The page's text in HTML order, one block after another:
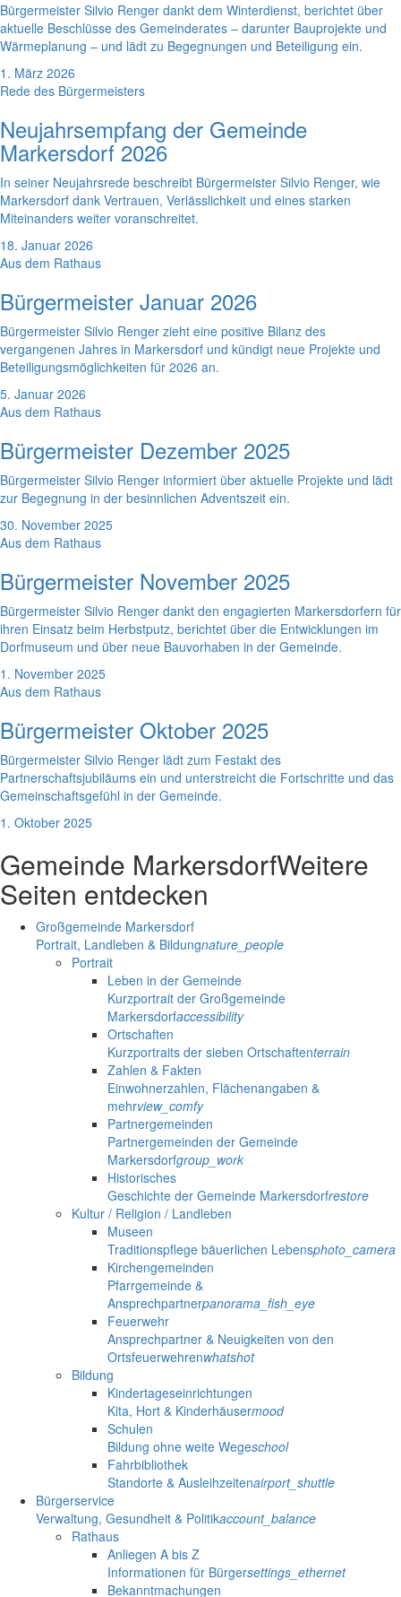
Bürgermeister Silvio Renger dankt dem Winterdienst, berichtet über
aktuelle Beschlüsse des Gemeinderates – darunter Bauprojekte und
Wärmeplanung – und lädt zu Begegnungen und Beteiligung ein.
1. März 2026
Rede des Bürgermeisters
Neujahrsempfang der Gemeinde
Markersdorf 2026
In seiner Neujahrsrede beschreibt Bürgermeister Silvio Renger, wie
Markersdorf dank Vertrauen, Verlässlichkeit und eines starken
Miteinanders weiter voranschreitet.
18. Januar 2026
Aus dem Rathaus
Bürgermeister Januar 2026
Bürgermeister Silvio Renger zieht eine positive Bilanz des
vergangenen Jahres in Markersdorf und kündigt neue Projekte und
Beteiligungsmöglichkeiten für 2026 an.
5. Januar 2026
Aus dem Rathaus
Bürgermeister Dezember 2025
Bürgermeister Silvio Renger informiert über aktuelle Projekte und lädt
zur Begegnung in der besinnlichen Adventszeit ein.
30. November 2025
Aus dem Rathaus
Bürgermeister November 2025
Bürgermeister Silvio Renger dankt den engagierten Markersdorfern für
ihren Einsatz beim Herbstputz, berichtet über die Entwicklungen im
Dorfmuseum und über neue Bauvorhaben in der Gemeinde.
1. November 2025
Aus dem Rathaus
Bürgermeister Oktober 2025
Bürgermeister Silvio Renger lädt zum Festakt des
Partnerschaftsjubiläums ein und unterstreicht die Fortschritte und das
Gemeinschaftsgefühl in der Gemeinde.
1. Oktober 2025
Gemeinde MarkersdorfWeitere
Seiten entdecken
Großgemeinde Markersdorf
Portrait, Landleben & Bildungnature_people
Portrait
Leben in der Gemeinde
Kurzportrait der Großgemeinde
Markersdorfaccessibility
Ortschaften
Kurzportraits der sieben Ortschaftenterrain
Zahlen & Fakten
Einwohnerzahlen, Flächenangaben &
mehrview_comfy
Partnergemeinden
Partnergemeinden der Gemeinde
Markersdorfgroup_work
Historisches
Geschichte der Gemeinde Markersdorfrestore
Kultur / Religion / Landleben
Museen
Traditionspflege bäuerlichen Lebensphoto_camera
Kirchengemeinden
Pfarrgemeinde &
Ansprechpartnerpanorama_fish_eye
Feuerwehr
Ansprechpartner & Neuigkeiten von den
Ortsfeuerwehrenwhatshot
Bildung
Kindertageseinrichtungen
Kita, Hort & Kinderhäusermood
Schulen
Bildung ohne weite Wegeschool
Fahrbibliothek
Standorte & Ausleihzeitenairport_shuttle
Bürgerservice
Verwaltung, Gesundheit & Politikaccount_balance
Rathaus
Anliegen A bis Z
Informationen für Bürgersettings_ethernet
Bekanntmachungen